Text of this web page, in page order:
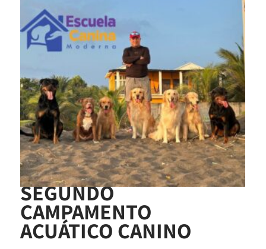
SEGUNDO
CAMPAMENTO
ACUÁTICO CANINO